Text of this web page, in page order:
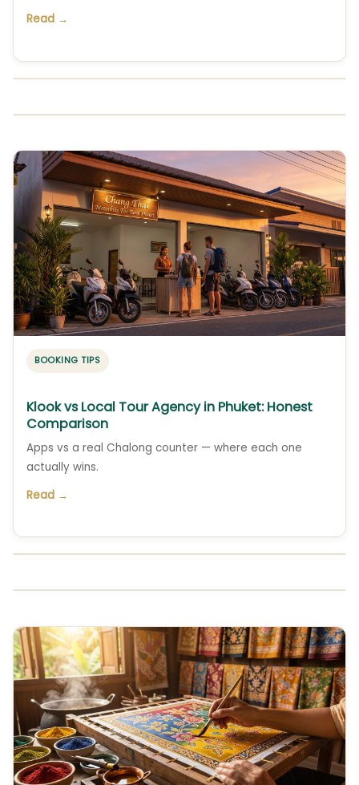
Read →
BOOKING TIPS
Klook vs Local Tour Agency in Phuket: Honest
Comparison
Apps vs a real Chalong counter — where each one
actually wins.
Read →